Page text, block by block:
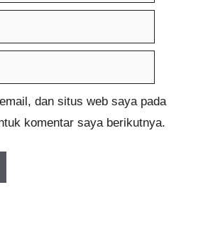
dan situs web saya pada
komentar saya berikutnya.